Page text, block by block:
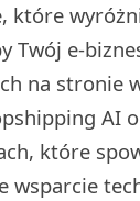
które
Twój e-
na
AI
które